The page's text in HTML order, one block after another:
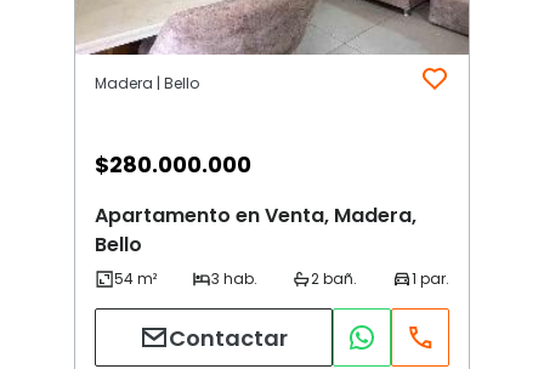
Madera | Bello
$280.000.000
Apartamento en Venta, Madera,
Bello
Contactar